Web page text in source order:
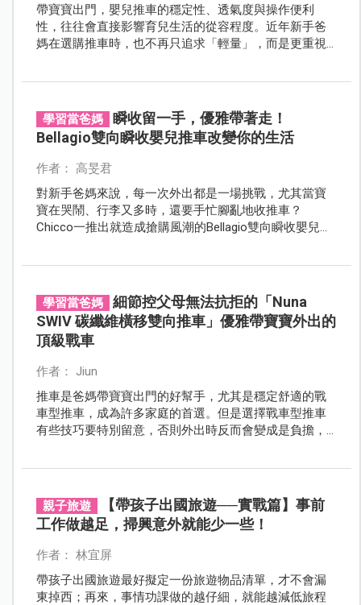
帶寶寶出門，嬰兒推車的穩定性、透氣度與操作便利
性，往往會直接影響育兒生活的從容程度。近年新手爸
媽在選購推車時，也不再只追求「輕量」，而是更重視
篩選，最終由義大利頂級品牌 Chicco 的 Bellagio Como
Lake 旗艦推車脫穎而出，高票榮獲「極致完美推車金
獎」！究竟 2026 年新世代爸媽心中首選的理想推車需要
具備哪些關鍵條件？這台獲得千位爸媽認證的完美推車
到底厲害在哪？馬上來看最權威的關鍵調查結果分析。
學習當爸媽
瞬收留一手，優雅帶著走！
Bellagio雙向瞬收嬰兒推車改變你的生活
作者： 高旻君
對新手爸媽來說，每一次外出都是一場挑戰，尤其當寶
寶在哭鬧、行李又多時，還要手忙腳亂地收推車？
Chicco一推出就造成搶購風潮的Bellagio雙向瞬收嬰兒推
學習當爸媽
細節控父母無法抗拒的「Nuna
SWIV 碳纖維橫移雙向推車」優雅帶寶寶外出的
頂級戰車
作者： Jiun
推車是爸媽帶寶寶出門的好幫手，尤其是穩定舒適的戰
車型推車，成為許多家庭的首選。但是選擇戰車型推車
有些技巧要特別留意，否則外出時反而會變成是負擔，
親子旅遊
【帶孩子出國旅遊──實戰篇】事前
工作做越足，掃興意外就能少一些！
作者： 林宜屏
帶孩子出國旅遊最好擬定一份旅遊物品清單，才不會漏
東掉西；再來，事情功課做的越仔細，就能越減低旅程